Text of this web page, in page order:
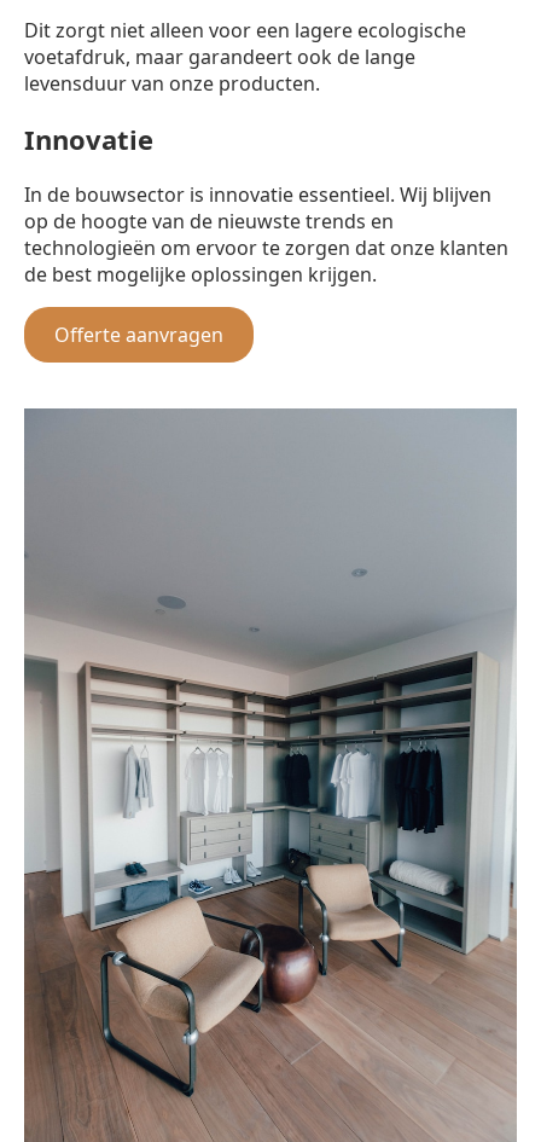
Dit zorgt niet alleen voor een lagere ecologische
voetafdruk, maar garandeert ook de lange
levensduur van onze producten.
Innovatie
In de bouwsector is innovatie essentieel. Wij blijven
op de hoogte van de nieuwste trends en
technologieën om ervoor te zorgen dat onze klanten
de best mogelijke oplossingen krijgen.
Offerte aanvragen